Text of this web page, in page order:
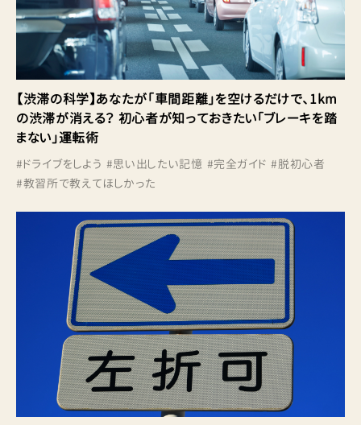
【渋滞の科学】あなたが「車間距離」を空けるだけで、1km
の渋滞が消える？ 初心者が知っておきたい「ブレーキを踏
まない」運転術
#ドライブをしよう #思い出したい記憶 #完全ガイド #脱初心者
#教習所で教えてほしかった